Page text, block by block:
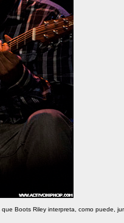
Boots Riley interpreta, como puede,